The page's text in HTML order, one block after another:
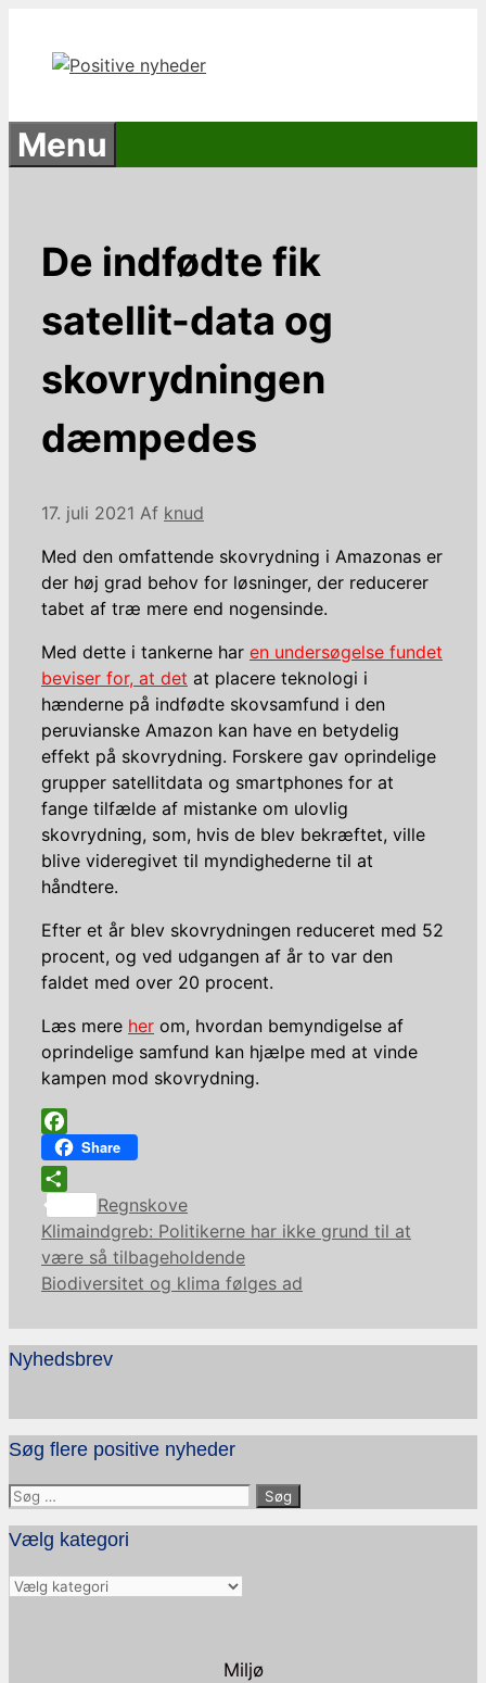
indhold
Menu
De indfødte fik
satellit-data og
skovrydningen
dæmpedes
17. juli 2021 Af knud
Med den omfattende skovrydning i Amazonas er
der høj grad behov for løsninger, der reducerer
tabet af træ mere end nogensinde.
Med dette i tankerne har en undersøgelse fundet
beviser for, at det at placere teknologi i
hænderne på indfødte skovsamfund i den
peruvianske Amazon kan have en betydelig
effekt på skovrydning. Forskere gav oprindelige
grupper satellitdata og smartphones for at
fange tilfælde af mistanke om ulovlig
skovrydning, som, hvis de blev bekræftet, ville
blive videregivet til myndighederne til at
håndtere.
Efter et år blev skovrydningen reduceret med 52
procent, og ved udgangen af ​​år to var den
faldet med over 20 procent.
Læs mere her om, hvordan bemyndigelse af
oprindelige samfund kan hjælpe med at vinde
kampen mod skovrydning.
Facebook
Share
Share
Kategorier
Regnskove
Klimaindgreb: Politikerne har ikke grund til at
være så tilbageholdende
Biodiversitet og klima følges ad
Nyhedsbrev
Søg flere positive nyheder
Søg
efter:
Vælg kategori
Vælg
Miljø